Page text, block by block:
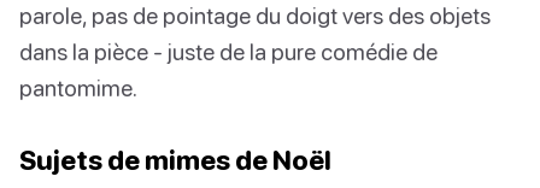
parole, pas de pointage du doigt vers des objets
dans la pièce - juste de la pure comédie de
pantomime.
Sujets de mimes de Noël